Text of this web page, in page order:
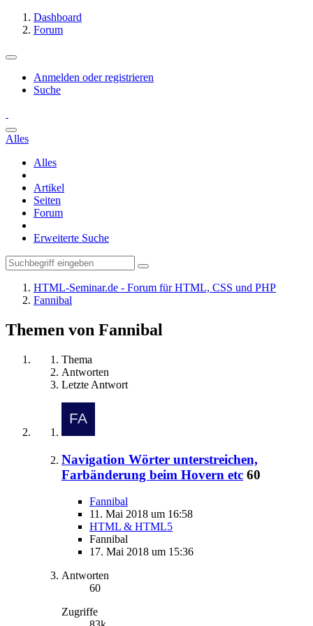
Dashboard
Forum
Anmelden oder registrieren
Suche
Alles
Alles
Artikel
Seiten
Forum
Erweiterte Suche
HTML-Seminar.de - Forum für HTML, CSS und PHP
Fannibal
Themen von Fannibal
Thema
Antworten
Letzte Antwort
Navigation Wörter unterstreichen,
Farbänderung beim Hovern etc 60
Fannibal
11. Mai 2018 um 16:58
HTML & HTML5
Fannibal
17. Mai 2018 um 15:36
Antworten
60
Zugriffe